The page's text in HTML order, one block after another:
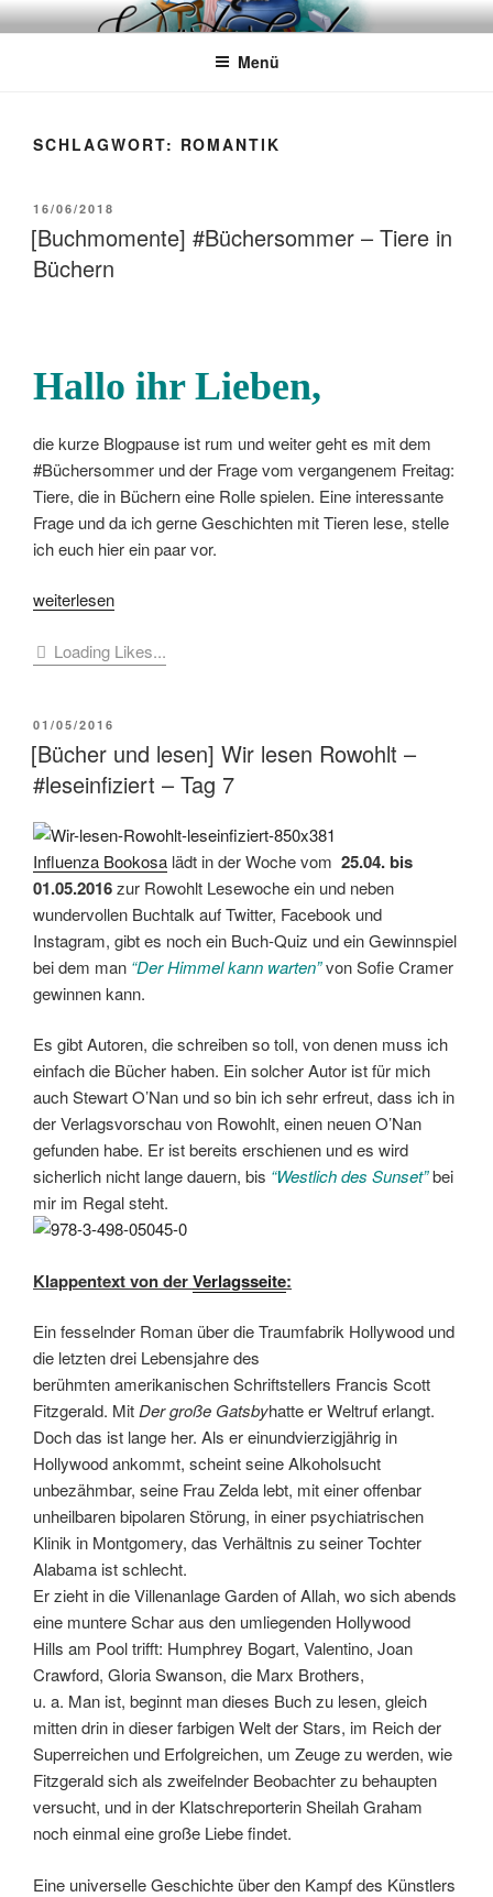
Zum
InhaltWÖRTERKATZE
Von Büchern erzählen
Menü
SCHLAGWORT: ROMANTIK
VERÖFFENTLICHT
AM
16/06/2018
[Buchmomente] #Büchersommer – Tiere in
Büchern
Hallo ihr Lieben,
die kurze Blogpause ist rum und weiter geht es mit dem
#Büchersommer und der Frage vom vergangenem Freitag:
Tiere, die in Büchern eine Rolle spielen. Eine interessante
Frage und da ich gerne Geschichten mit Tieren lese, stelle
ich euch hier ein paar vor.
„[Buchmomente]
–
Büchern“
weiterlesen
Loading Likes...
VERÖFFENTLICHT
AM
01/05/2016
[Bücher und lesen] Wir lesen Rowohlt –
#leseinfiziert – Tag 7
Influenza Bookosa lädt in der Woche vom 25.04. bis
01.05.2016zur Rowohlt Lesewoche ein und neben
wundervollen Buchtalk auf Twitter, Facebook und
Instagram, gibt es noch ein Buch-Quiz und ein Gewinnspiel
bei dem man “Der Himmel kann warten”von Sofie Cramer
gewinnen kann.
Es gibt Autoren, die schreiben so toll, von denen muss ich
einfach die Bücher haben. Ein solcher Autor ist für mich
auch Stewart O’Nan und so bin ich sehr erfreut, dass ich in
der Verlagsvorschau von Rowohlt, einen neuen O’Nan
gefunden habe. Er ist bereits erschienen und es wird
sicherlich nicht lange dauern, bis “Westlich des Sunset”bei
mir im Regal steht.
Klappentext von derVerlagsseite:
Ein fesselnder Roman über die Traumfabrik Hollywood und
die letzten drei Lebensjahre des
berühmten amerikanischen Schriftstellers Francis Scott
Fitzgerald. Mit Der große Gatsbyhatte er Weltruf erlangt.
Doch das ist lange her. Als er einundvierzigjährig in
Hollywood ankommt, scheint seine Alkoholsucht
unbezähmbar, seine Frau Zelda lebt, mit einer offenbar
unheilbaren bipolaren Störung, in einer psychiatrischen
Klinik in Montgomery, das Verhältnis zu seiner Tochter
Alabama ist schlecht.
Er zieht in die Villenanlage Garden of Allah, wo sich abends
eine muntere Schar aus den umliegenden Hollywood
Hills am Pool trifft: Humphrey Bogart, Valentino, Joan
Crawford, Gloria Swanson, die Marx Brothers,
u. a. Man ist, beginnt man dieses Buch zu lesen, gleich
mitten drin in dieser farbigen Welt der Stars, im Reich der
Superreichen und Erfolgreichen, um Zeuge zu werden, wie
Fitzgerald sich als zweifelnder Beobachter zu behaupten
versucht, und in der Klatschreporterin Sheilah Graham
noch einmal eine große Liebe findet.
Eine universelle Geschichte über den Kampf des Künstlers